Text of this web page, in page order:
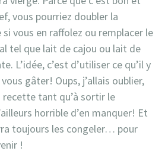
vous pourriez doubler la
vous en raffolez ou remplacer le
tel que lait de cajou ou lait de
L’idée, c’est d’utiliser ce qu’il y
gâter! Oups, j’allais oublier,
recette tant qu’à sortir le
horrible d’en manquer! Et
toujours les congeler… pour
!